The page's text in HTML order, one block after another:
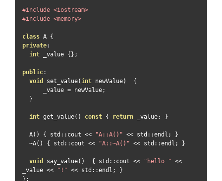
#include <iostream>
#include <memory>
class A {
private:
int _value {};
public:
void
set_value(int newValue)
{
      _value
= newValue;
}
int get_value() const { return _value; }
  A
() { std :: cout << "A::A()" << std ::endl ;
}
~A() { std :: cout << "A::~A()" << std ::endl ; }
void say_value() { std :: cout << "hello " <<
_value << "!" << std ::endl ;
}
};